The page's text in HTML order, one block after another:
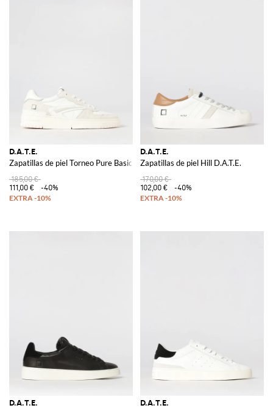
D.A.T.E.
Zapatillas de piel Torneo Pure Basic D.A.T.E.
185,00 €
111,00 €
-40%
D.A.T.E.
Zapatillas de piel Hill D.A.T.E.
170,00 €
102,00 €
-40%
D.A.T.E. D.A.T.E.